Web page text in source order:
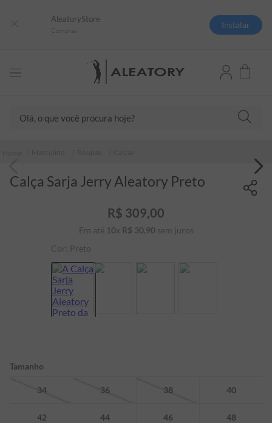
AleatoryStore
Instalar
Calça Sarja Jerry Aleatory Preto
R$ 309,00
Em até 10x R$ 30,90 sem juros
Cor: Preto
Tamanho
34 36 38 40
42 44 46 48
2º
camiseta listrada
4
camiseta
6º
jaqueta